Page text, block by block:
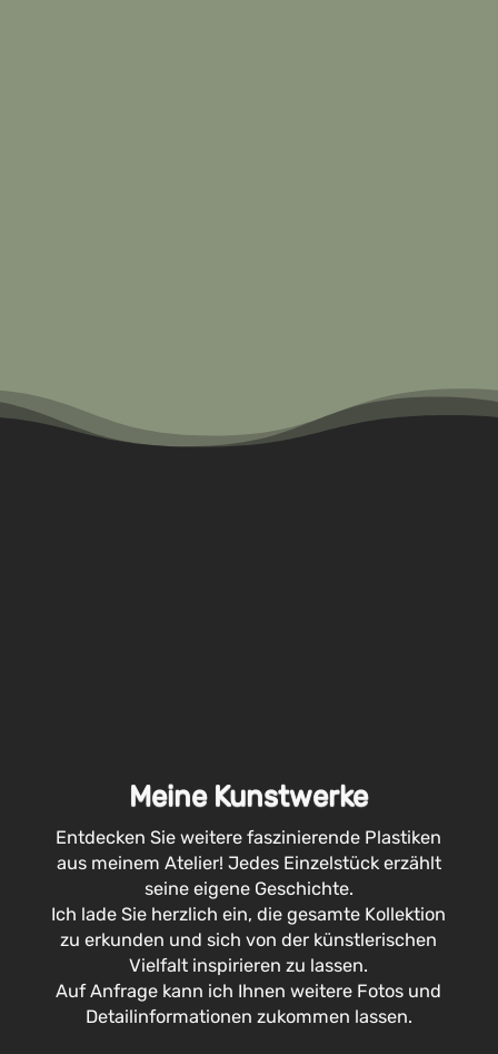
Meine Kunstwerke
Entdecken Sie weitere faszinierende Plastiken
aus meinem Atelier! Jedes Einzelstück erzählt
seine eigene Geschichte.
Ich lade Sie herzlich ein, die gesamte Kollektion
zu erkunden und sich von der künstlerischen
Vielfalt inspirieren zu lassen.
Auf Anfrage kann ich Ihnen weitere Fotos und
Detailinformationen zukommen lassen.